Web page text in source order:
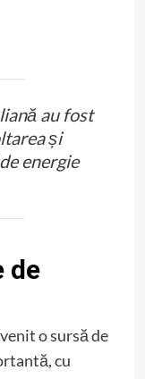
au fost
și
energie
de
o sursă de
cu